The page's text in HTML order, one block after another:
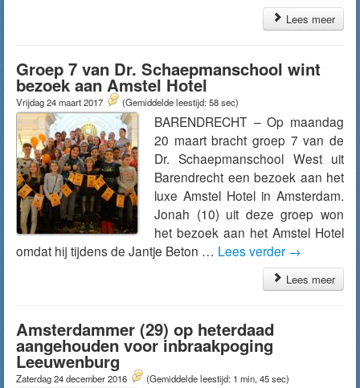
Lees meer
Groep 7 van Dr. Schaepmanschool wint
bezoek aan Amstel Hotel
Vrijdag 24 maart 2017 (Gemiddelde leestijd: 58 sec)
BARENDRECHT – Op maandag
20 maart bracht groep 7 van de
Dr. Schaepmanschool West uit
Barendrecht een bezoek aan het
luxe Amstel Hotel in Amsterdam.
Jonah (10) uit deze groep won
het bezoek aan het Amstel Hotel
omdat hij tijdens de Jantje Beton … Lees verder →
Lees meer
Amsterdammer (29) op heterdaad
aangehouden voor inbraakpoging
Leeuwenburg
Zaterdag 24 december 2016 (Gemiddelde leestijd: 1 min, 45 sec)